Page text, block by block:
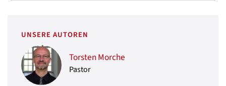
UNSERE AUTOREN
Torsten Morche
Pastor